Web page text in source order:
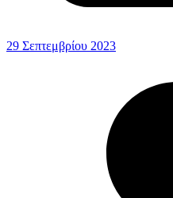
29 Σεπτεμβρίου 2023